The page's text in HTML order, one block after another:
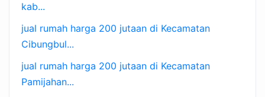
kab...
jual rumah harga 200 jutaan di Kecamatan
Cibungbul...
jual rumah harga 200 jutaan di Kecamatan
Pamijahan...